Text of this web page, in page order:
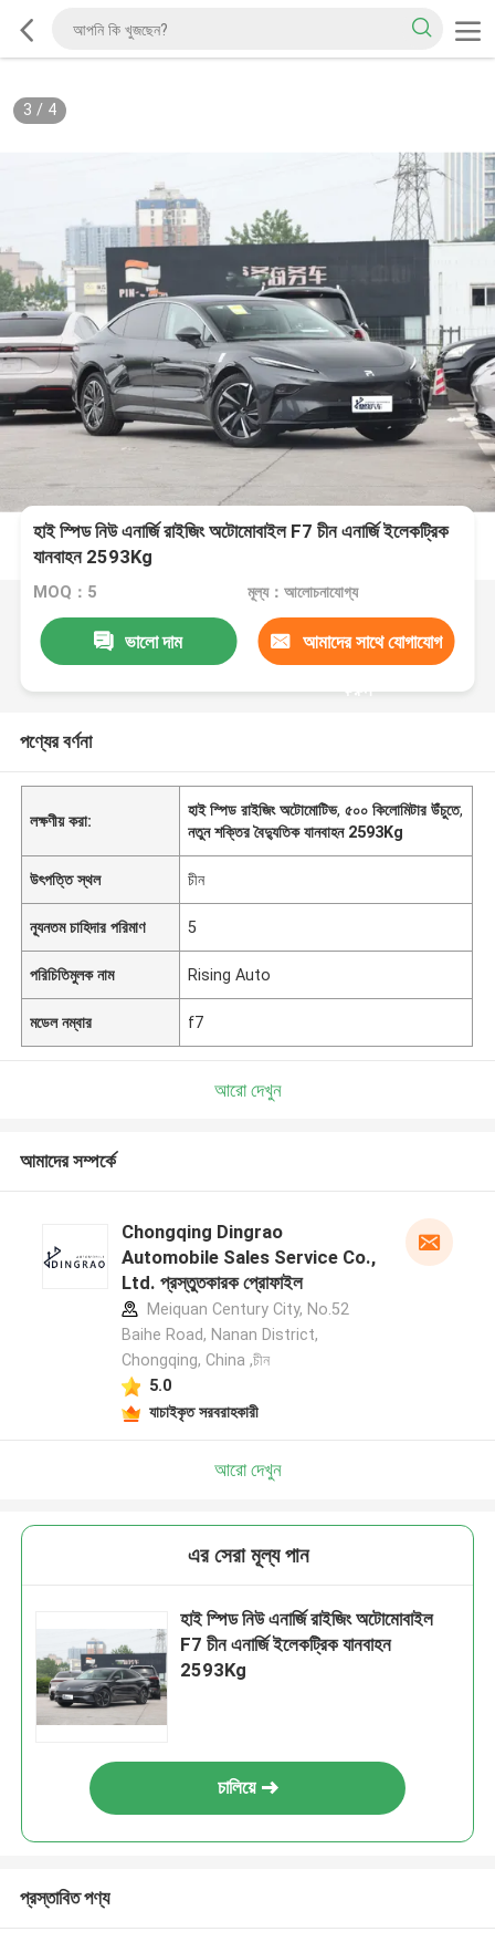
আমরা শীঘ্রই আপনাকে আবার কল করব!
3 / 4
হাই স্পিড নিউ এনার্জি রাইজিং অটোমোবাইল F7 চীন এনার্জি ইলেকট্রিক
যানবাহন 2593Kg
MOQ：5 মূল্য：আলোচনাযোগ্য
ভালো দাম আমাদের সাথে যোগাযোগ
করুন
পণ্যের বর্ণনা
লক্ষণীয় করা:
হাই স্পিড রাইজিং অটোমোটিভ,৫০০ কিলোমিটার উঁচুতে,
নতুন শক্তির বৈদ্যুতিক যানবাহন 2593Kg
উৎপত্তি স্থল চীন
ন্যূনতম চাহিদার পরিমাণ 5
পরিচিতিমুলক নাম Rising Auto
মডেল নম্বার f7
আরো দেখুন
আমাদের সম্পর্কে
Chongqing Dingrao
Automobile Sales Service Co.,
Ltd. প্রস্তুতকারক প্রোফাইল
Meiquan Century City, No.52
Baihe Road, Nanan District,
Chongqing, China ,চীন
5.0
যাচাইকৃত সরবরাহকারী
আরো দেখুন
এর সেরা মূল্য পান
হাই স্পিড নিউ এনার্জি রাইজিং অটোমোবাইল
F7 চীন এনার্জি ইলেকট্রিক যানবাহন
2593Kg
চালিয়ে
প্রস্তাবিত পণ্য